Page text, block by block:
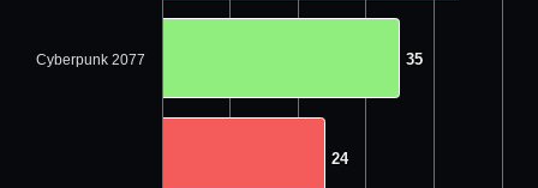
35
35
24
24
Cyberpunk 2077